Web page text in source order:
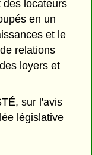
des locateurs
en un
et le
relations
loyers et
sur l'avis
législative